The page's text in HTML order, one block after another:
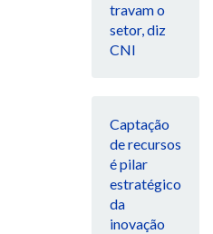
travam o
setor, diz
CNI
Captação
de recursos
é pilar
estratégico
da
inovação